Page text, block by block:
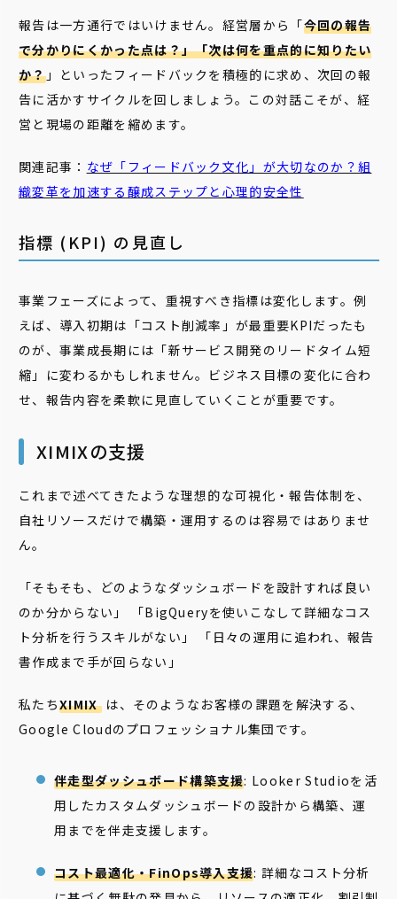
報告は一方通行ではいけません。経営層から「今回の報告
で分かりにくかった点は？」「次は何を重点的に知りたい
か？」といったフィードバックを積極的に求め、次回の報
告に活かすサイクルを回しましょう。この対話こそが、経
営と現場の距離を縮めます。
関連記事： なぜ「フィードバック文化」が大切なのか？組
織変革を加速する醸成ステップと心理的安全性
指標 (KPI) の見直し
事業フェーズによって、重視すべき指標は変化します。例
えば、導入初期は「コスト削減率」が最重要KPIだったも
のが、事業成長期には「新サービス開発のリードタイム短
縮」に変わるかもしれません。ビジネス目標の変化に合わ
せ、報告内容を柔軟に見直していくことが重要です。
XIMIXの支援
これまで述べてきたような理想的な可視化・報告体制を、
自社リソースだけで構築・運用するのは容易ではありませ
ん。
「そもそも、どのようなダッシュボードを設計すれば良い
のか分からない」 「BigQueryを使いこなして詳細なコス
ト分析を行うスキルがない」 「日々の運用に追われ、報告
書作成まで手が回らない」
私たちXIMIXは、そのようなお客様の課題を解決する、
Google Cloudのプロフェッショナル集団です。
伴走型ダッシュボード構築支援: Looker Studioを活
用したカスタムダッシュボードの設計から構築、運
用までを伴走支援します。
コスト最適化・FinOps導入支援: 詳細なコスト分析